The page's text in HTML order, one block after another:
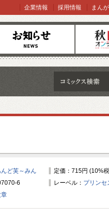
せ オンライン
企業情報 採用情報 まん
ど芙～みん
定価：715円 (10%
6
レーベル： プリンセ